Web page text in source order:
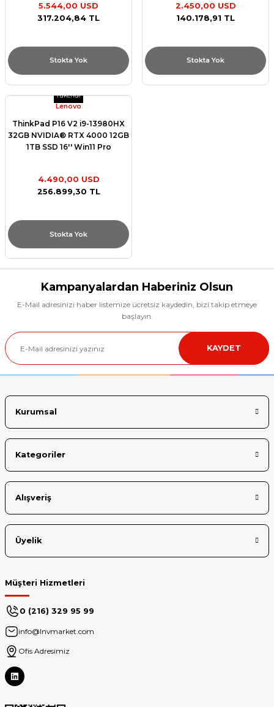
5.544,00 USD
317.204,84 TL
Stokta Yok
2.450,00 USD
140.178,91 TL
Stokta Yok
Tükendi
Lenovo
ThinkPad P16 V2 i9-13980HX
32GB NVIDIA® RTX 4000 12GB
1TB SSD 16'' Win11 Pro
4.490,00 USD
256.899,30 TL
Stokta Yok
Kampanyalardan Haberiniz Olsun
E-Mail adresinizi haber listemize ücretsiz kaydedin, bizi takip etmeye
başlayın.
KAYDET
Kurumsal
Kategoriler
Alışveriş
Üyelik
Müşteri Hizmetleri
0 (216) 329 95 99
info@lnvmarket.com
Ofis Adresimiz